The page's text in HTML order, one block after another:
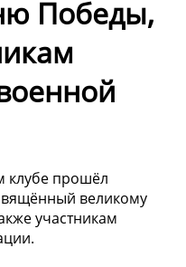
Победы,
клубе прошёл
великому
участникам